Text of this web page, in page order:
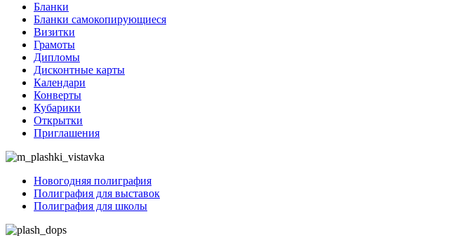
Бланки
Бланки самокопирующиеся
Визитки
Грамоты
Дипломы
Дисконтные карты
Календари
Конверты
Кубарики
Открытки
Приглашения
Новогодняя полиграфия
Полиграфия для выставок
Полиграфия для школы